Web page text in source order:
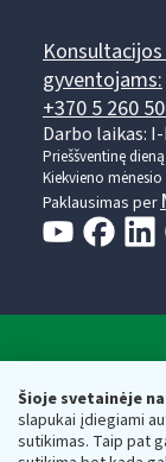
Šioje svetainėje
slapukai įdiegiami
sutikimas. Taip pat
gyventojams:
+370 5 260
Darbo laikas: I-
Prieššventinę
Kiekvieno
Paklausimas per
Respublikos
Biudžetinė įstaiga.
adresas: Vasario